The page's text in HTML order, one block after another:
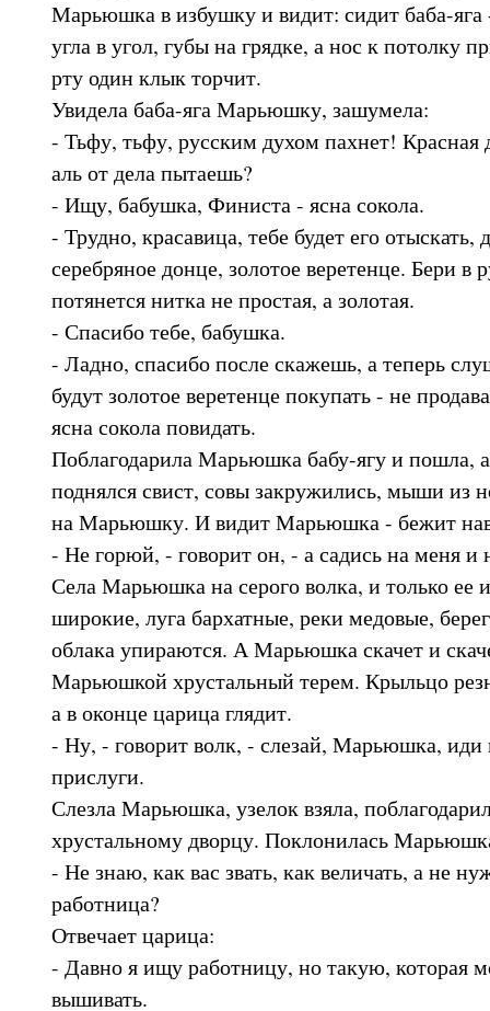
Марьюшка в избушку и видит: сидит баба-яга
угла в угол, губы на грядке, а нос к потолку
рту один клык торчит.
Увидела баба-яга Марьюшку, зашумела:
- Тьфу, тьфу, русским духом пахнет! Красная
аль от дела пытаешь?
- Ищу, бабушка, Финиста - ясна сокола.
- Трудно, красавица, тебе будет его отыскать,
серебряное донце, золотое веретенце. Бери в
потянется нитка не простая, а золотая.
- Спасибо тебе, бабушка.
- Ладно, спасибо после скажешь, а теперь
будут золотое веретенце покупать - не
ясна сокола повидать.
Поблагодарила Марьюшка бабу-ягу и пошла,
поднялся свист, совы закружились, мыши из
на Марьюшку. И видит Марьюшка - бежит
- Не горюй, - говорит он, - а садись на меня и
Села Марьюшка на серого волка, и только ее
широкие, луга бархатные, реки медовые,
облака упираются. А Марьюшка скачет и
Марьюшкой хрустальный терем. Крыльцо
а в оконце царица глядит.
- Ну, - говорит волк, - слезай, Марьюшка, иди
прислуги.
Слезла Марьюшка, узелок взяла,
хрустальному дворцу. Поклонилась
- Не знаю, как вас звать, как величать, а не
работница?
Отвечает царица:
- Давно я ищу работницу, но такую, которая
вышивать.